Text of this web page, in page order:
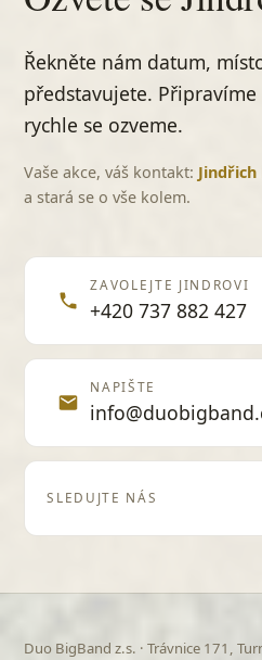
Honky Tonky Blues
Jiří Suchý
Kristína
Hory
Hospůdko známá
Hospůdko, hospůdko
Turbo
Hrobař
Premier
Hruška
Aneta Langerová
Dalibor Janda
Řekněte nám datum,
představujete.
rychle se ozveme.
Vaše akce, váš kontakt: Jindřich
a stará se o vše kolem.
ZAVOLEJTE JINDROVI
+420 737 882 427
NAPIŠTE
SLEDUJTE NÁS
Duo BigBand z.s. · Trávnice 171,